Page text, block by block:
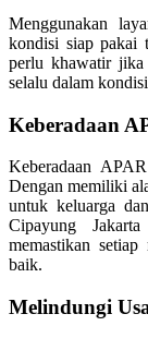
Menggunakan
kondisi siap pakai
perlu khawatir jika
selalu dalam
Keberadaan
Keberadaan
Dengan memiliki
untuk keluarga
Cipayung
memastikan
baik.
Melindungi